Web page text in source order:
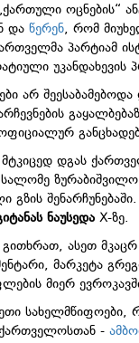
ოცნების“
და წერენ, რომ
პარტიამ
უკანდახევის
არ
დგას
ნაუსედა X-ზე.
ასეთ
მარკეტა
მიერ
-